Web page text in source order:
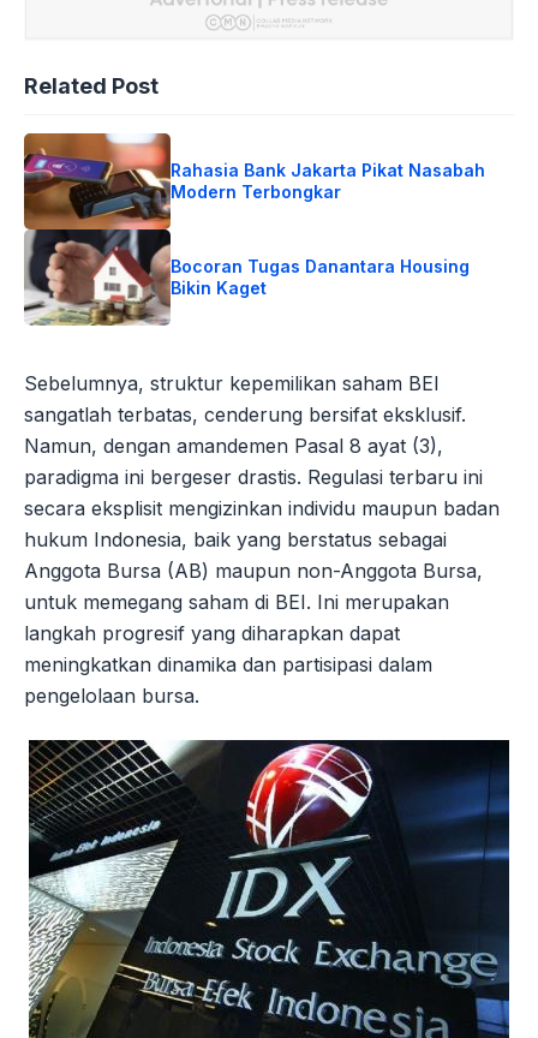
Related Post
Rahasia Bank Jakarta Pikat Nasabah
Modern Terbongkar
Bocoran Tugas Danantara Housing
Bikin Kaget
Sebelumnya, struktur kepemilikan saham BEI
sangatlah terbatas, cenderung bersifat eksklusif.
Namun, dengan amandemen Pasal 8 ayat (3),
paradigma ini bergeser drastis. Regulasi terbaru ini
secara eksplisit mengizinkan individu maupun badan
hukum Indonesia, baik yang berstatus sebagai
Anggota Bursa (AB) maupun non-Anggota Bursa,
untuk memegang saham di BEI. Ini merupakan
langkah progresif yang diharapkan dapat
meningkatkan dinamika dan partisipasi dalam
pengelolaan bursa.